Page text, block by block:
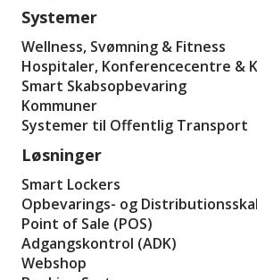
Systemer
Wellness, Svømning & Fitness
Hospitaler, Konferencecentre &
Smart Skabsopbevaring
Kommuner
Systemer til Offentlig Transport
Løsninger
Smart Lockers
Opbevarings- og
Point of Sale (POS)
Adgangskontrol (ADK)
Webshop